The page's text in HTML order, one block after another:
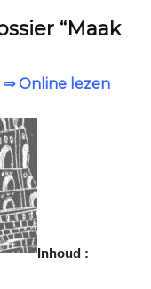
“Maak
⇒ Online lezen
Inhoud :